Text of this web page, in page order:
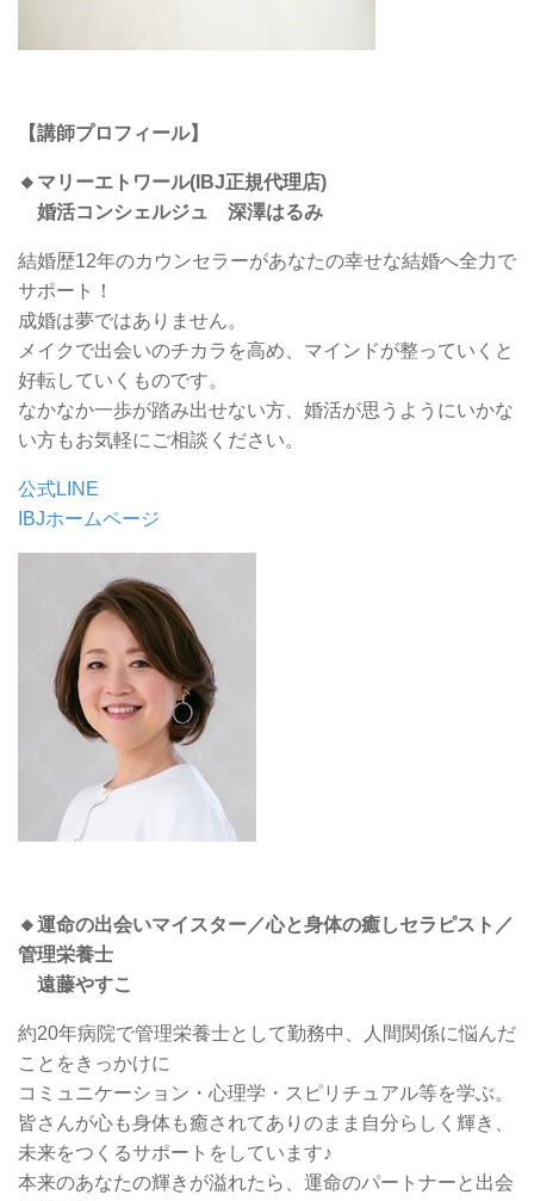
【講師プロフィール】
🔸マリーエトワール(IBJ正規代理店)
婚活コンシェルジュ 深澤はるみ
結婚歴12年のカウンセラーがあなたの幸せな結婚へ全力で
サポート！
成婚は夢ではありません。
メイクで出会いのチカラを高め、マインドが整っていくと
好転していくものです。
なかなか一歩が踏み出せない方、婚活が思うようにいかな
い方もお気軽にご相談ください。
公式LINE
IBJホームページ
🔸運命の出会いマイスター／心と身体の癒しセラピスト／
管理栄養士
遠藤やすこ
約20年病院で管理栄養士として勤務中、人間関係に悩んだ
ことをきっかけに
コミュニケーション・心理学・スピリチュアル等を学ぶ。
皆さんが心も身体も癒されてありのまま自分らしく輝き、
未来をつくるサポートをしています♪
本来のあなたの輝きが溢れたら、運命のパートナーと出会